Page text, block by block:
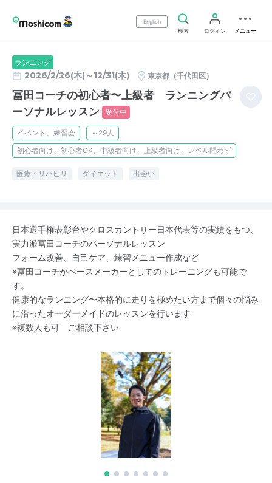
English
検索
ログイン メニュー
ランニング
2026/2/26(木)～12/31(木) 東京都（千代田区）
冨田コーチの初心者〜上級者 ランニングパ
ーソナルレッスン 受付中
イベント、練習会
～29人
初心者向け、初心者OK、中級者向け、上級者向け、レベル問わず
医療・リハビリ ダイエット 出会い
日本選手権表彰台やクロスカントリー日本代表等の実績をもつ、
実力派冨田コーチのパーソナルレッスン
フォーム改善、自己ケア、練習メニュー作成など
※冨田コーチがペースメーカーとしてのトレーニングも可能で
す。
健康的なランニング〜本格的に走りを極めたい方まで個々の悩み
に沿ったオーダーメイドのレッスンを行います
※複数人も可 ご相談下さい